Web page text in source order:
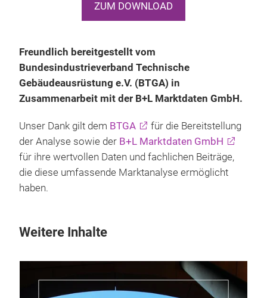
ZUM DOWNLOAD
Freundlich bereitgestellt vom
Bundesindustrieverband Technische
Gebäudeausrüstung e.V. (BTGA) in
Zusammenarbeit mit der B+L Marktdaten GmbH.
Unser Dank gilt dem BTGA
für die Bereitstellung
der Analyse sowie der B+L Marktdaten GmbH
für ihre wertvollen Daten und fachlichen Beiträge,
die diese umfassende Marktanalyse ermöglicht
haben.
Weitere Inhalte